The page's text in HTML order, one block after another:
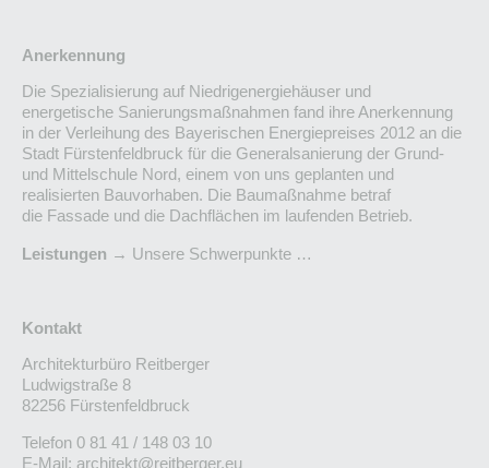
Anerkennung
Die Spezialisierung auf Niedrigenergiehäuser und
energetische Sanierungsmaßnahmen fand ihre Anerkennung
in der Verleihung des Bayerischen Energiepreises 2012 an die
Stadt Fürstenfeldbruck für die Generalsanierung der Grund-
und Mittelschule Nord, einem von uns geplanten und
realisierten Bauvorhaben. Die Baumaßnahme betraf
die Fassade und die Dachflächen im laufenden Betrieb.
Leistungen → Unsere Schwerpunkte …
Kontakt
Architekturbüro Reitberger
Ludwigstraße 8
82256 Fürstenfeldbruck
Telefon 0 81 41 / 148 03 10
E-Mail: architekt@reitberger.eu